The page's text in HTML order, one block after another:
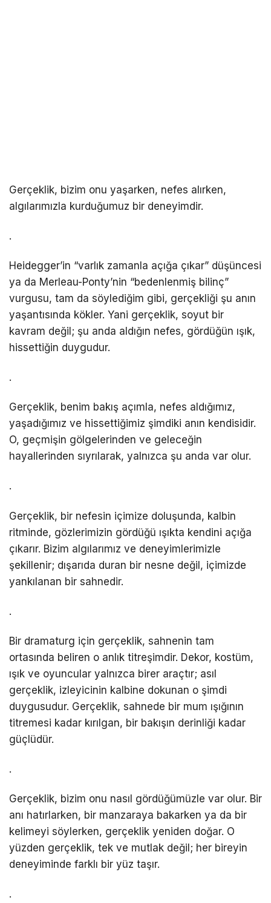
Gerçeklik, bizim onu yaşarken, nefes alırken,
algılarımızla kurduğumuz bir deneyimdir.
.
Heidegger’in “varlık zamanla açığa çıkar” düşüncesi
ya da Merleau-Ponty’nin “bedenlenmiş bilinç”
vurgusu, tam da söylediğim gibi, gerçekliği şu anın
yaşantısında kökler. Yani gerçeklik, soyut bir
kavram değil; şu anda aldığın nefes, gördüğün ışık,
hissettiğin duygudur.
.
Gerçeklik, benim bakış açımla, nefes aldığımız,
yaşadığımız ve hissettiğimiz şimdiki anın kendisidir.
O, geçmişin gölgelerinden ve geleceğin
hayallerinden sıyrılarak, yalnızca şu anda var olur.
.
Gerçeklik, bir nefesin içimize doluşunda, kalbin
ritminde, gözlerimizin gördüğü ışıkta kendini açığa
çıkarır. Bizim algılarımız ve deneyimlerimizle
şekillenir; dışarıda duran bir nesne değil, içimizde
yankılanan bir sahnedir.
.
Bir dramaturg için gerçeklik, sahnenin tam
ortasında beliren o anlık titreşimdir. Dekor, kostüm,
ışık ve oyuncular yalnızca birer araçtır; asıl
gerçeklik, izleyicinin kalbine dokunan o şimdi
duygusudur. Gerçeklik, sahnede bir mum ışığının
titremesi kadar kırılgan, bir bakışın derinliği kadar
güçlüdür.
.
Gerçeklik, bizim onu nasıl gördüğümüzle var olur. Bir
anı hatırlarken, bir manzaraya bakarken ya da bir
kelimeyi söylerken, gerçeklik yeniden doğar. O
yüzden gerçeklik, tek ve mutlak değil; her bireyin
deneyiminde farklı bir yüz taşır.
.